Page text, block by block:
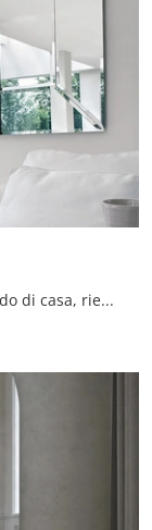
Complementi e specchi completano l'arredo di casa, riempiendo lo spazio in maniera utile e rendendolo accogliente e di grande valore estetico.